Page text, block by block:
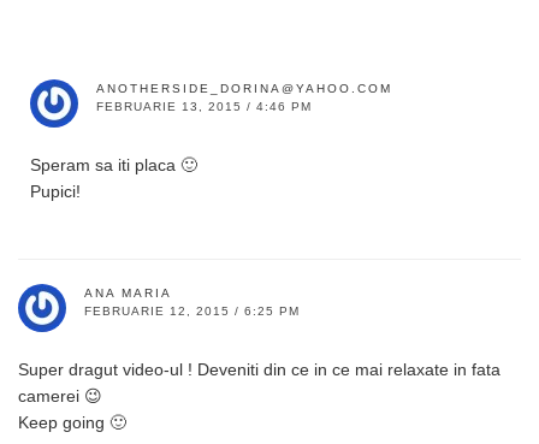
ANOTHERSIDE_DORINA@YAHOO.COM
FEBRUARIE 13, 2015 / 4:46 PM
Speram sa iti placa 🙂
Pupici!
ANA MARIA
FEBRUARIE 12, 2015 / 6:25 PM
Super dragut video-ul ! Deveniti din ce in ce mai relaxate in fata
camerei 😉
Keep going 🙂